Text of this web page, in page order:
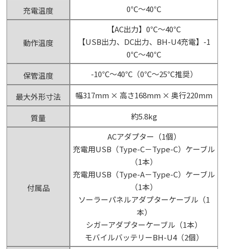
充電温度
0℃～40℃
動作温度
【AC出力】0℃～40℃
【USB出力、DC出力、BH-U4充電】-1
0℃～40℃
保管温度
-10℃～40℃（0℃～25℃推奨）
最大外形寸法 幅317mm × 高さ168mm × 奥行220mm
質量 約5.8kg
付属品
ACアダプター（1個）
充電用USB（Type-C－Type-C）ケーブル
（1本）
充電用USB（Type-A－Type-C）ケーブル
（1本）
ソーラーパネルアダプターケーブル（1
本）
シガーアダプターケーブル（1本）
モバイルバッテリーBH-U4（2個）